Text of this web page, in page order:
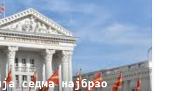
седма најбрзо